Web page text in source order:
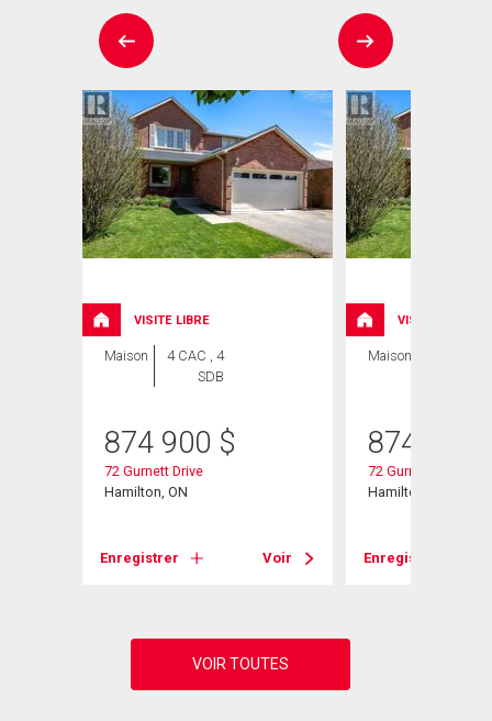
VISITE LIBRE
Maison
4 CAC , 4
SDB
874 900 $
72 Gurnett Drive
Hamilton, ON
Enregistrer Voir
VISITE LIBRE
Maison
874 900
72 Gurnett Drive
Hamilton, ON
Enregistrer